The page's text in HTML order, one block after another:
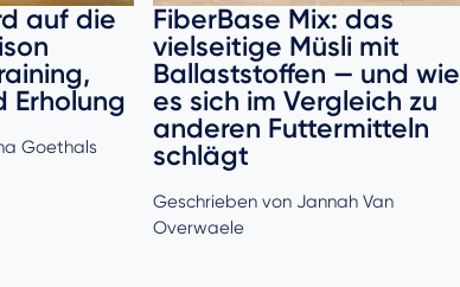
auf die
Erholung
Goethals
FiberBase Mix: das
vielseitige Müsli mit
Ballaststoffen — und wie
es sich im Vergleich zu
anderen Futtermitteln
schlägt
Geschrieben von Jannah Van
Overwaele